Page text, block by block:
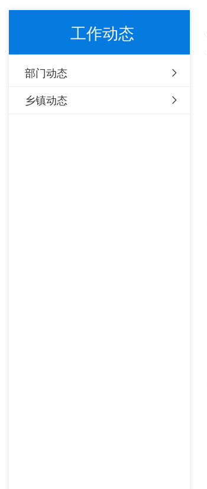
工作动态
部门动态
乡镇动态